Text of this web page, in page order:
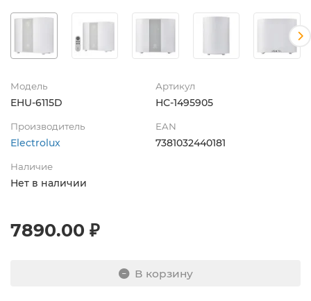
Модель
EHU-6115D
Артикул
НС-1495905
Производитель
Electrolux
EAN
7381032440181
Наличие
Нет в наличии
7890.00 ₽
В корзину